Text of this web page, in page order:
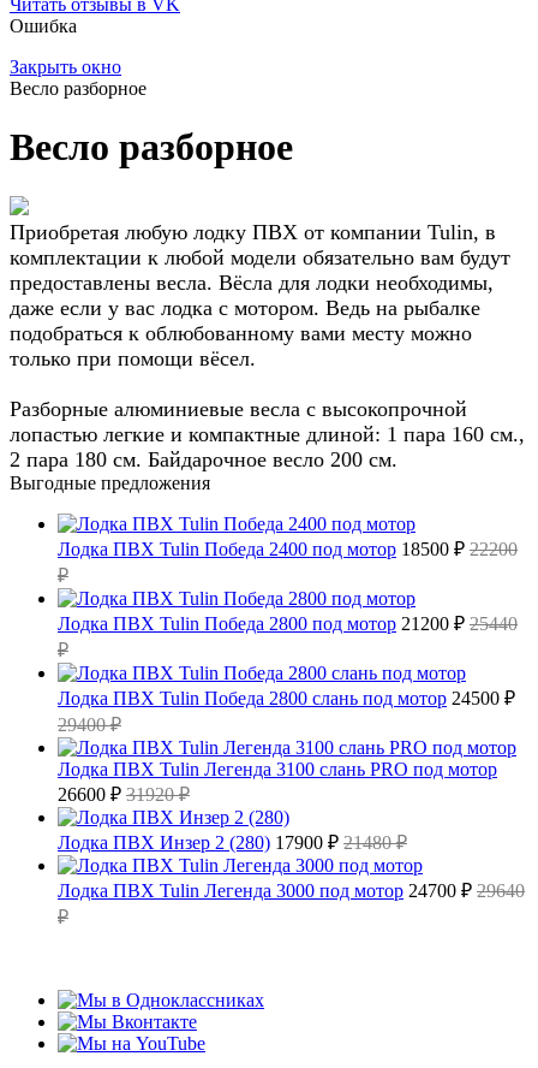
Ошибка
Закрыть окно
Весло разборное
Весло разборное
Приобретая любую лодку ПВХ от компании Tulin, в
комплектации к любой модели обязательно вам будут
предоставлены весла. Вёсла для лодки необходимы,
даже если у вас лодка с мотором. Ведь на рыбалке
подобраться к облюбованному вами месту можно
только при помощи вёсел.
Разборные алюминиевые весла с высокопрочной
лопастью легкие и компактные длиной: 1 пара 160 см.,
2 пара 180 см. Байдарочное весло 200 см.
Выгодные предложения
Лодка ПВХ Tulin Победа 2400 под мотор 18500 ₽ 22200
₽
Лодка ПВХ Tulin Победа 2800 под мотор 21200 ₽ 25440
₽
Лодка ПВХ Tulin Победа 2800 слань под мотор 24500 ₽
29400 ₽
Лодка ПВХ Tulin Легенда 3100 слань PRO под мотор
26600 ₽ 31920 ₽
Лодка ПВХ Инзер 2 (280) 17900 ₽ 21480 ₽
Лодка ПВХ Tulin Легенда 3000 под мотор 24700 ₽ 29640
₽